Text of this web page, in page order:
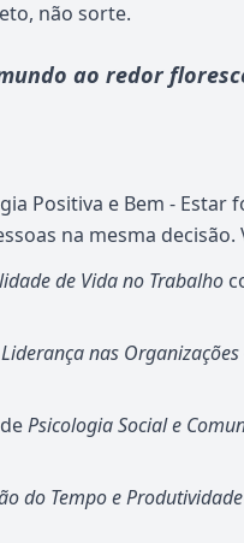
não sorte.
ao redor
Positiva e Bem -
na mesma decisão.
de Vida no Trabalho
Liderança nas Organizações
Psicologia Social e
do Tempo e Produtividade